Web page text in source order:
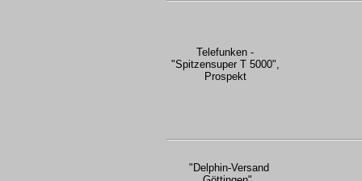
Telefunken -
"Spitzensuper T 5000",
Prospekt
"Delphin-Versand